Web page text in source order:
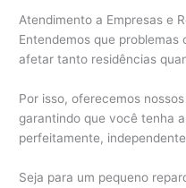
Atendimento a Empresas e
Entendemos que
afetar tanto residências
Por isso, oferecemos
garantindo que você tenha
perfeitamente,
Seja para um pequeno